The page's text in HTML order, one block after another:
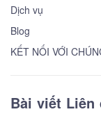
Dịch vụ
Blog
KẾT NỐI VỚI
Bài viết Liên